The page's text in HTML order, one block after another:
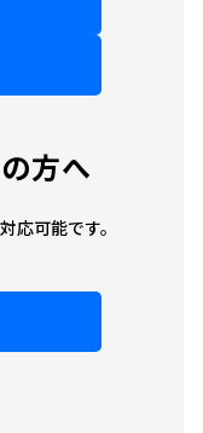
方へ
応可能です。